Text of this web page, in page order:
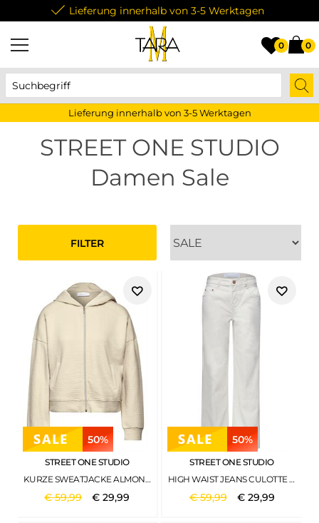
Lieferung innerhalb von 3-5 Werktagen
0 0
Lieferung innerhalb von 3-5 Werktagen
STREET ONE STUDIO
Damen Sale
FILTER
50%
STREET ONE STUDIO
KURZE SWEATJACKE ALMOND WHITE
€59,99 €29,99
50%
STREET ONE STUDIO
HIGH WAIST JEANS CULOTTE IM CASUAL FIT ECRU WASH
€59,99 € 29,99